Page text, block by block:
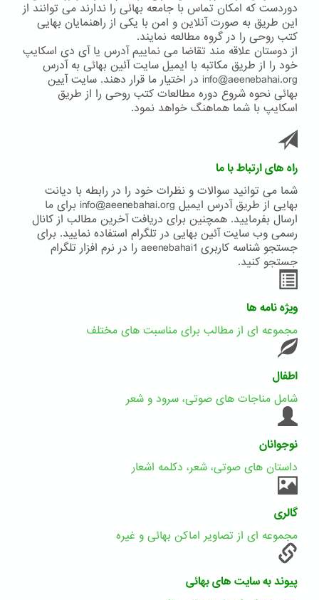
دوردست که امکان تماس با جامعه بهائی را ندارند می توانند از
این طریق به صورت آنلاین و امن با یکی از راهنمایان بهایی
کتب روحی را در گروه مطالعه نمایند.
از دوستان علاقه مند تقاضا می نماییم آدرس یا آی دی اسکایپ
خود را از طریق مکاتبه با ایمیل سایت آئین بهائی به آدرس
info@aeenebahai.org در اختیار ما قرار دهند. سایت آیین
بهائی نحوه شروع دوره مطالعات کتب روحی را از طریق
اسکایپ با شما هماهنگ خواهد نمود.
راه های ارتباط با ما
شما می توانید سوالات و نظرات خود را در رابطه با دیانت
بهایی از طریق آدرس ایمیل info@aeenebahai.org برای ما
ارسال بفرمایید. همچنین برای دریافت آخرین مطالب از کانال
رسمی وب سایت آئین بهایی در تلگرام استفاده نمایید. برای
جستجو شناسه کاربری aeenebahai1 را در نرم افزار تلگرام
جستجو کنید.
ویژه نامه ها
مجموعه ای از مطالب برای مناسبت های مختلف
اطفال
شامل مناجات های صوتی، سرود و شعر
نوجوانان
داستان های صوتی، شعر، دکلمه اشعار
گالری
مجموعه ای از تصاویر اماکن بهائی و غیره
پیوند به سایت های بهائی